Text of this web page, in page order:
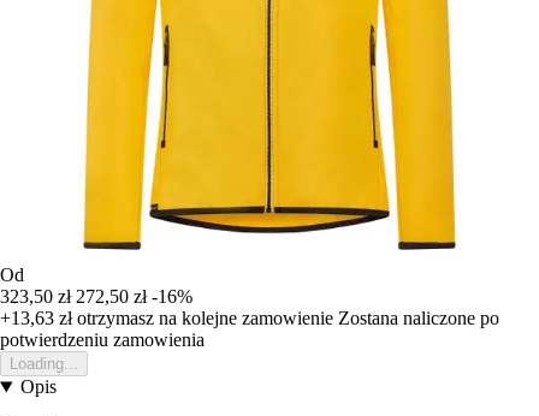
Od
323,50 zł 272,50 zł -16%
+13,63 złotrzymasz na kolejne zamowienie Zostana naliczone po
potwierdzeniu zamowienia
Loading...
Opis